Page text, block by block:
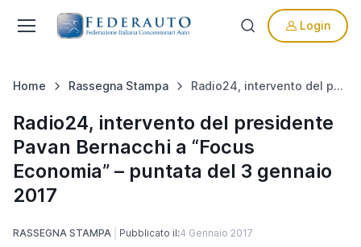
Login
Home Rassegna Stampa Radio24, intervento del presidente Pavan Bernacchi a “Focus Economia” – puntata del 3 gennaio 2017
Radio24, intervento del presidente
Pavan Bernacchi a “Focus
Economia” – puntata del 3 gennaio
2017
RASSEGNA STAMPA Pubblicato il:4 Gennaio 2017